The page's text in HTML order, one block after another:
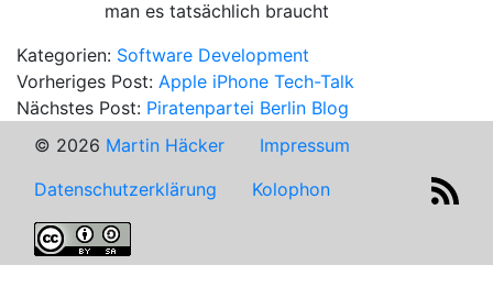
man es tatsächlich braucht
Kategorien: Software Development
Vorheriges Post: Apple iPhone Tech-Talk
Nächstes Post: Piratenpartei Berlin Blog
© 2026 Martin Häcker
Impressum
Datenschutzerklärung
Kolophon